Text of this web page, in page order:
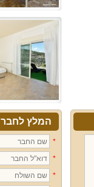
המלץ לחבר
*
*
*